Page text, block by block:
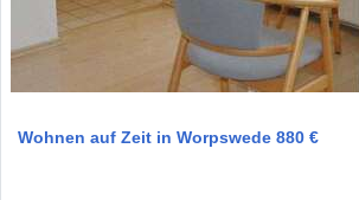
Wohnen auf Zeit in Worpswede 880 €